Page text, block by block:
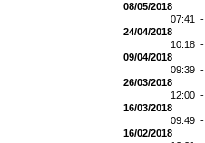
08/05/2018
07:41 -
24/04/2018
10:18 -
09/04/2018
09:39 -
26/03/2018
12:00 -
16/03/2018
09:49 -
16/02/2018